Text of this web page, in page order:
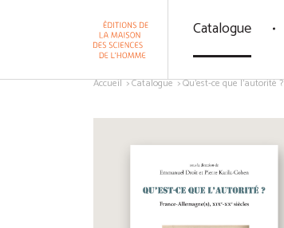
Catalogue
Accueil Catalogue Qu'est-ce que l'autorité ?